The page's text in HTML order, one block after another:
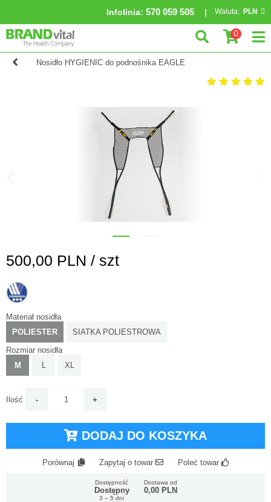
Infolinia: 570 059 505 Waluta: PLN
0
Nosidło HYGIENIC do podnośnika EAGLE
500,00 PLN / szt
Materiał nosidła
POLIESTER
SIATKA POLIESTROWA
Rozmiar nosidła
M
L XL
Ilość
DODAJ DO KOSZYKA
Porównaj Zapytaj o towar Poleć towar
Dostępność
Dostępny
3 – 5 dni
Dostawa od
0,00 PLN